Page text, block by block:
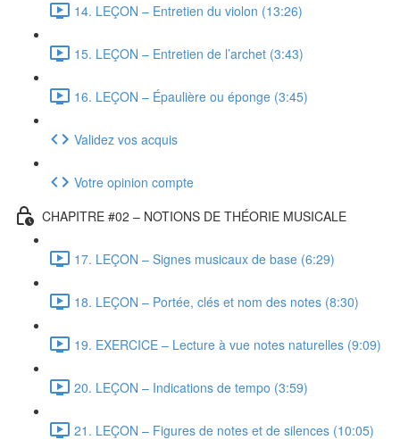
14. LEÇON – Entretien du violon (13:26)
15. LEÇON – Entretien de l’archet (3:43)
16. LEÇON – Épaulière ou éponge (3:45)
Validez vos acquis
Votre opinion compte
CHAPITRE #02 – NOTIONS DE THÉORIE MUSICALE
17. LEÇON – Signes musicaux de base (6:29)
18. LEÇON – Portée, clés et nom des notes (8:30)
19. EXERCICE – Lecture à vue notes naturelles (9:09)
20. LEÇON – Indications de tempo (3:59)
21. LEÇON – Figures de notes et de silences (10:05)